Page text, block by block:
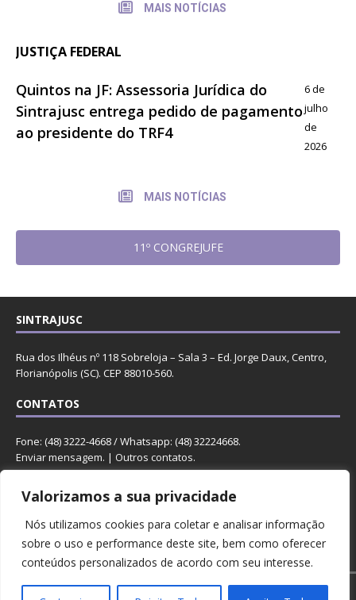
Valorizamos a sua privacidade
Nós utilizamos cookies para coletar e analisar informação
sobre o uso e performance deste site, bem como oferecer
conteúdos personalizados de acordo com seu interesse.
MAIS NOTÍCIAS
JUSTIÇA FEDERAL
Quintos na JF: Assessoria Jurídica do
Sintrajusc entrega pedido de pagamento
ao presidente do TRF4
6 de
julho
de
2026
MAIS NOTÍCIAS
11º CONGREJUFE
SINTRAJUSC
Rua dos Ilhéus nº 118 Sobreloja – Sala 3 – Ed. Jorge Daux, Centro,
Florianópolis (SC). CEP 88010-560.
CONTATOS
Fone: (48) 3222-4668 / Whatsapp: (48) 32224668.
Enviar mensagem. | Outros contatos.
REDES
Copyright © 2023 Sintrajusc.